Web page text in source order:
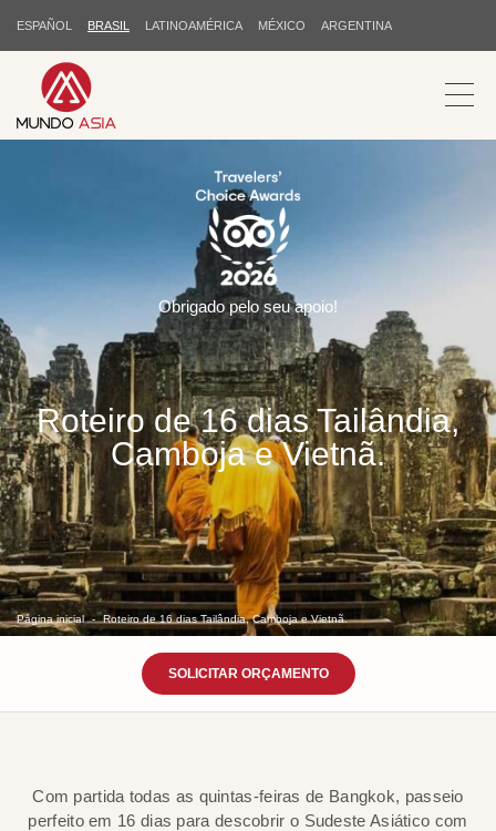
ESPAÑOL BRASIL LATINOAMÉRICA MÉXICO ARGENTINA
Roteiro de 16 dias Tailândia,
Camboja e Vietnã.
Página inicial Roteiro de 16 dias Tailândia, Camboja e Vietnã.
Obrigado pelo seu apoio!
SOLICITAR ORÇAMENTO
Com partida todas as quintas-feiras de Bangkok, passeio
perfeito em 16 dias para descobrir o Sudeste Asiático com